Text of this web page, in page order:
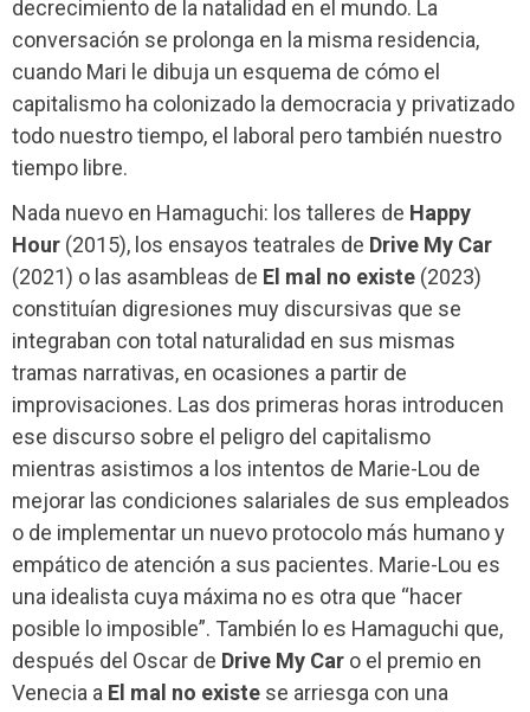
decrecimiento de la natalidad en el mundo. La
conversación se prolonga en la misma residencia,
cuando Mari le dibuja un esquema de cómo el
capitalismo ha colonizado la democracia y privatizado
todo nuestro tiempo, el laboral pero también nuestro
tiempo libre.
Nada nuevo en Hamaguchi: los talleres de Happy
Hour (2015), los ensayos teatrales de Drive My Car
(2021) o las asambleas de El mal no existe (2023)
constituían digresiones muy discursivas que se
integraban con total naturalidad en sus mismas
tramas narrativas, en ocasiones a partir de
improvisaciones. Las dos primeras horas introducen
ese discurso sobre el peligro del capitalismo
mientras asistimos a los intentos de Marie-Lou de
mejorar las condiciones salariales de sus empleados
o de implementar un nuevo protocolo más humano y
empático de atención a sus pacientes. Marie-Lou es
una idealista cuya máxima no es otra que “hacer
posible lo imposible”. También lo es Hamaguchi que,
después del Oscar de Drive My Car o el premio en
Venecia a El mal no existe se arriesga con una